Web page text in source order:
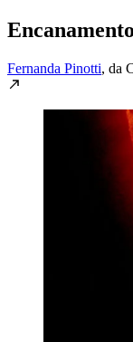
Fernanda Pinotti, da